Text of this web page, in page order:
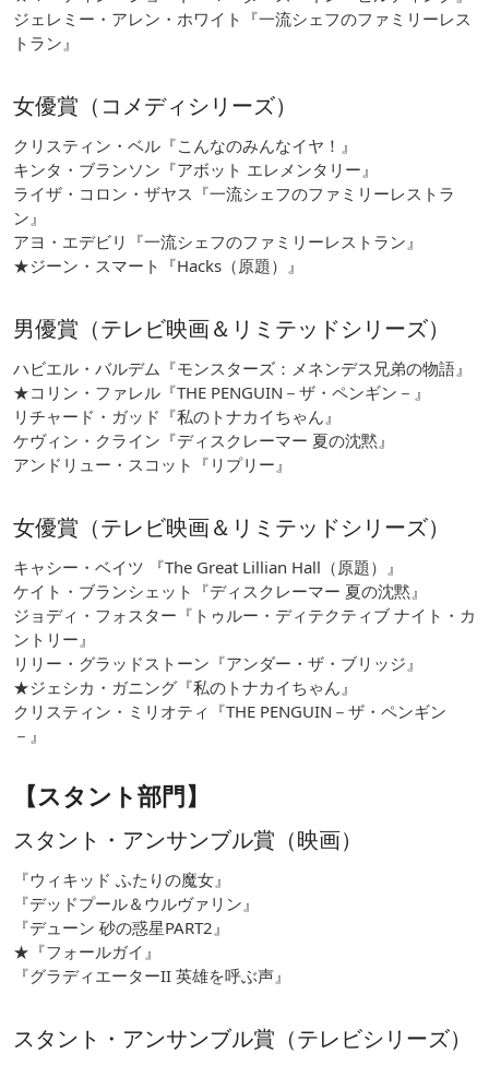
ジェレミー・アレン・ホワイト『一流シェフのファミリーレス
トラン』
女優賞（コメディシリーズ）
クリスティン・ベル『こんなのみんなイヤ！』
キンタ・ブランソン『アボット エレメンタリー』
ライザ・コロン・ザヤス『一流シェフのファミリーレストラ
ン』
アヨ・エデビリ『一流シェフのファミリーレストラン』
★ジーン・スマート『Hacks（原題）』
男優賞（テレビ映画＆リミテッドシリーズ）
ハビエル・バルデム『モンスターズ：メネンデス兄弟の物語』
★コリン・ファレル『THE PENGUIN－ザ・ペンギン－』
リチャード・ガッド『私のトナカイちゃん』
ケヴィン・クライン『ディスクレーマー 夏の沈黙』
アンドリュー・スコット『リプリー』
女優賞（テレビ映画＆リミテッドシリーズ）
キャシー・ベイツ 『The Great Lillian Hall（原題）』
ケイト・ブランシェット『ディスクレーマー 夏の沈黙』
ジョディ・フォスター『トゥルー・ディテクティブ ナイト・カ
ントリー』
リリー・グラッドストーン『アンダー・ザ・ブリッジ』
★ジェシカ・ガニング『私のトナカイちゃん』
クリスティン・ミリオティ『THE PENGUIN－ザ・ペンギン
－』
【スタント部門】
スタント・アンサンブル賞（映画）
『ウィキッド ふたりの魔女』
『デッドプール＆ウルヴァリン』
『デューン 砂の惑星PART2』
★『フォールガイ』
『グラディエーターII 英雄を呼ぶ声』
スタント・アンサンブル賞（テレビシリーズ）